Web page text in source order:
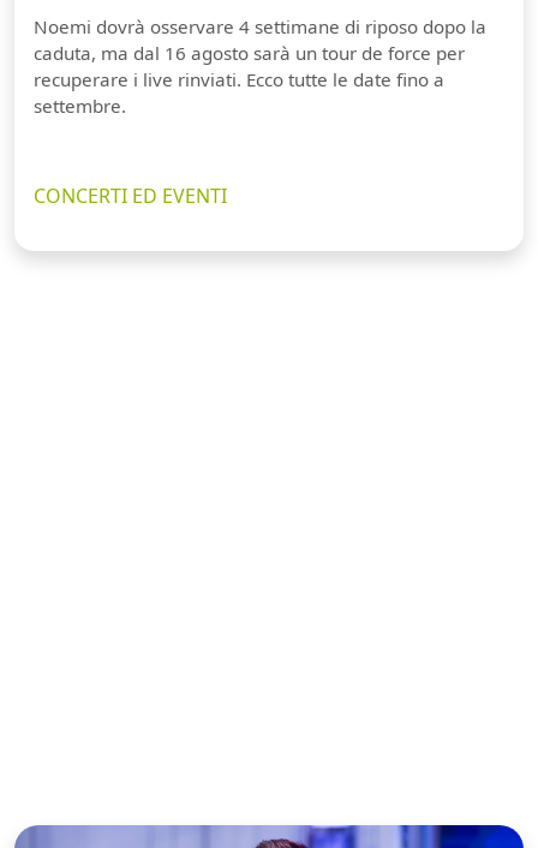
Noemi dovrà osservare 4 settimane di riposo dopo la
caduta, ma dal 16 agosto sarà un tour de force per
recuperare i live rinviati. Ecco tutte le date fino a
settembre.
CONCERTI ED EVENTI